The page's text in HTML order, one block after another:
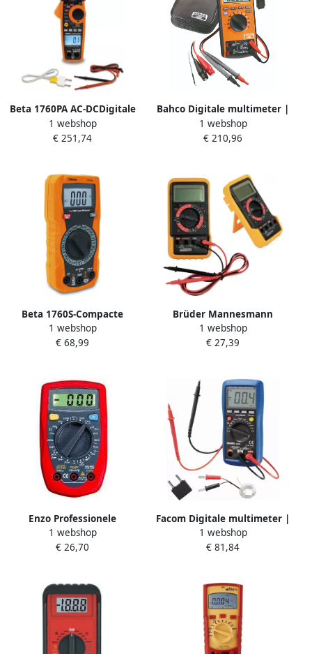
Beta 1760PA AC-DCDigitale
multimeter en ampereklem
017600000
1 webshop
€ 251,74
Bahco Digitale multimeter |
automatisch bereik | True
RMS 1000 V en aansluiting
1 webshop
€ 210,96
Beta 1760S-Compacte
Digitale Multimeter
017600022
1 webshop
€ 68,99
Brüder Mannesmann
Multimeter digitaal (Hobby)
99448
1 webshop
€ 27,39
Enzo Professionele
Multimeter digitaal UT33D
6420312
1 webshop
€ 26,70
Facom Digitale multimeter |
0-250V | E051301
1 webshop
€ 81,84